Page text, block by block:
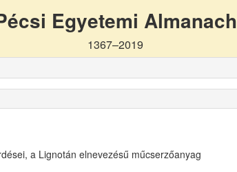
Egyetemi Almanach
1367–2019
a Lignotán elnevezésű műcserzőanyag